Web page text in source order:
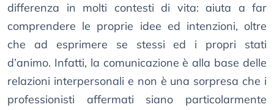
differenza in molti contesti di vita: aiuta a far
comprendere le proprie idee ed intenzioni, oltre
che ad esprimere se stessi ed i propri stati
d’animo. Infatti, la comunicazione è alla base delle
relazioni interpersonali e non è una sorpresa che i
professionisti affermati siano particolarmente